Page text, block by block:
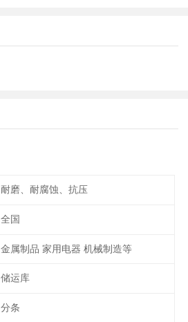
耐磨、耐腐蚀、抗压
全国
金属制品 家用电器 机械制造等
储运库
分条